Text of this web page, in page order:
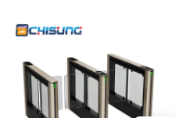
мм Д * 470 мм Ш * 980 мм
В с разширяващо се
изпъкнало оформление и
LED лента